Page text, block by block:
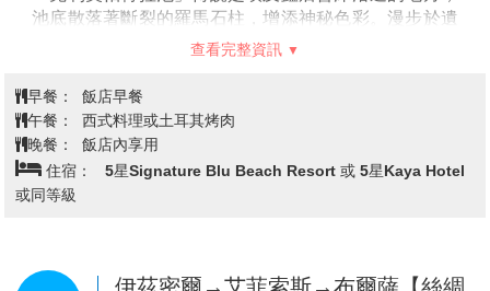
熱氣球飄浮於絕美的喀斯特地形上空。清晨時分，當數
與廣闊草原上，彷彿置身童話世界，景色令人屏息。
【格雷姆露天博物館 Goreme Open-Air Museum】(入
內參觀)是卡帕多奇亞最重要的文化遺址之一，以精美的
岩窟教堂和千年壁畫聞名。這片獨特的地景曾是拜占庭
時期僧侶的修行中心，洞穴內的壁畫保存良好，色彩鮮
豔，描繪出聖經故事與宗教場景。漫步於岩石間，可以
感受歷史與信仰交織的氛圍，欣賞手工雕刻的修道院結
量的神奇。
早餐：
飯店早餐
午餐：
土耳其烤串料理
晚餐：